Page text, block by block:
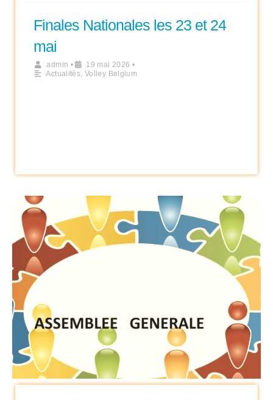
Finales Nationales les 23 et 24
mai
admin • 19 mai 2026 •
Actualités, Volley Belgium